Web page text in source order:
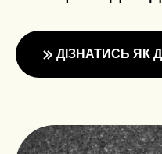
ДІЗНАТИСЬ ЯК